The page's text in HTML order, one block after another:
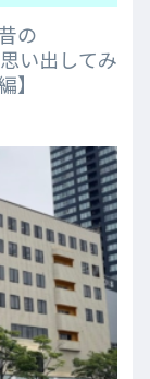
の
い出してみ